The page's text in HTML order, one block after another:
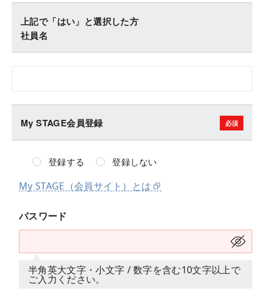
上記で「はい」と選択した方
社員名
My STAGE会員登録
登録する 登録しない
My STAGE（会員サイト）とは
パスワード
半角英大文字・小文字 / 数字を含む10文字以上で
ご入力ください。